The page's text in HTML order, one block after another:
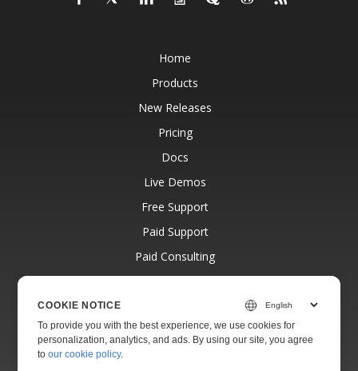
Home
Products
New Releases
Pricing
Docs
Live Demos
Free Support
Paid Support
Paid Consulting
Blog
About
COOKIE NOTICE
To provide you with the best experience, we use cookies for
personalization, analytics, and ads. By using our site, you agree
toour cookie policy.